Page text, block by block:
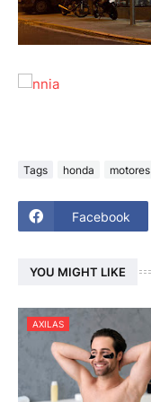
Tags honda motores
Facebook
YOU MIGHT LIKE
AXILAS